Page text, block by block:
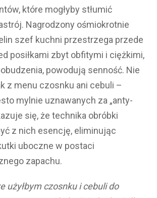
które mogłyby stłumić
Nagrodzony ośmiokrotnie
szef kuchni przestrzega przede
posiłkami zbyt obfitymi i ciężkimi,
powodują senność. Nie
z menu czosnku ani cebuli –
mylnie uznawanych za „anty-
się, że technika obróbki
z nich esencję, eliminując
uboczne w postaci
zapachu.
użyłbym czosnku i cebuli do